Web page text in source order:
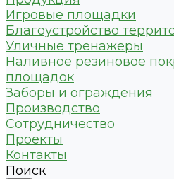
Игровые площадки
Благоустройство
Уличные тренажеры
Наливное резиновое
площадок
Заборы и ограждения
Производство
Сотрудничество
Проекты
Контакты
Поиск